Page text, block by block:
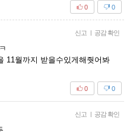
0
0
신고 | 공감 확인
11월까지 받을수있게해줫어봐
0
0
신고 | 공감 확인